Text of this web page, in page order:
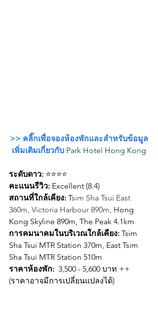
>> คลิ๊กเพื่อจองห้องพักและสำหรับข้อมูล
เพิ่มเติมเกี่ยวกับ Park Hotel Hong Kong
ระดับดาว: ⭐⭐⭐⭐
คะแนนรีวิว: Excellent (8.4)
สถานที่ใกล้เคียง: Tsim Sha Tsui East
360m, Victoria Harbour 890m, Hong
Kong Skyline 890m, The Peak 4.1km
การคมนาคมในบริเวณใกล้เคียง: Tsim
Sha Tsui MTR Station 370m, East Tsim
Sha Tsui MTR Station 510m
ราคาห้องพัก: 3,500 - 5,600 บาท ++
(ราคาอาจมีการเปลี่ยนแปลงได้)